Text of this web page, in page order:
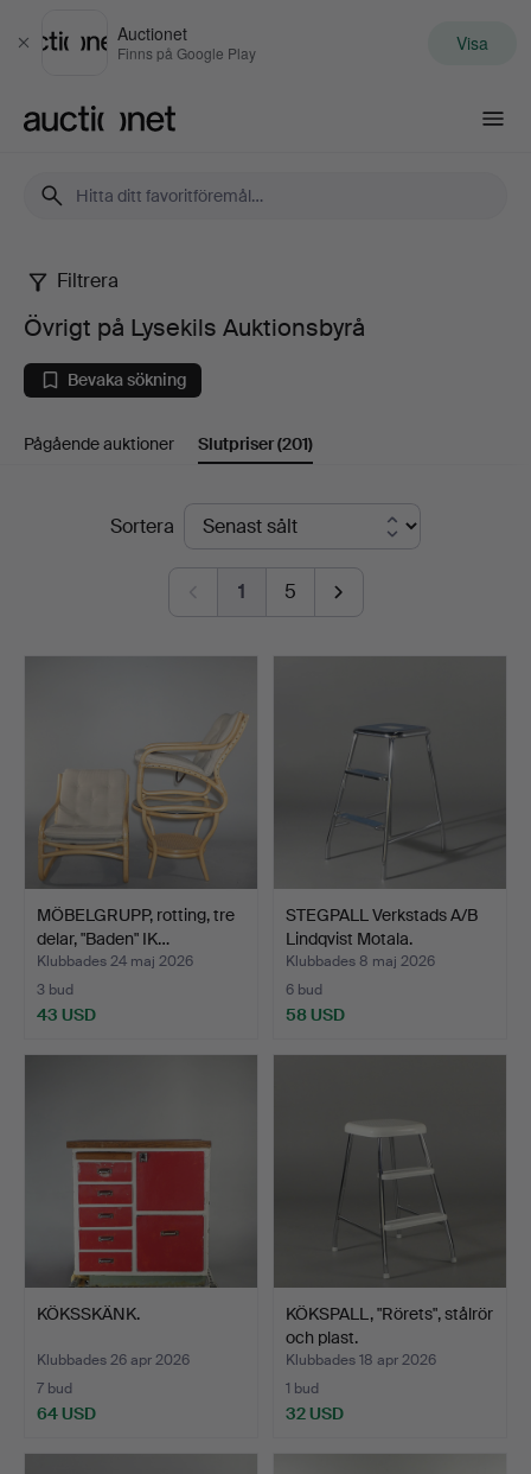
Stäng
Auctionet
Finns på Google Play Visa
Övrigt
på
Lysekils
Auktionsbyrå
Filtrera
Övrigt på Lysekils Auktionsbyrå
Bevaka sökning
Pågående auktioner Slutpriser(201)
SlutpriserSortera
1 5
MÖBELGRUPP, rotting, tre
delar, "Baden" IK…
Klubbades 24 maj 2026
3 bud
43 USD
STEGPALL Verkstads A/B
Lindqvist Motala.
Klubbades 8 maj 2026
6 bud
58 USD
KÖKSSKÄNK.
Klubbades 26 apr 2026
7 bud
64 USD
KÖKSPALL, "Rörets", stålrör
och plast.
Klubbades 18 apr 2026
1 bud
32 USD